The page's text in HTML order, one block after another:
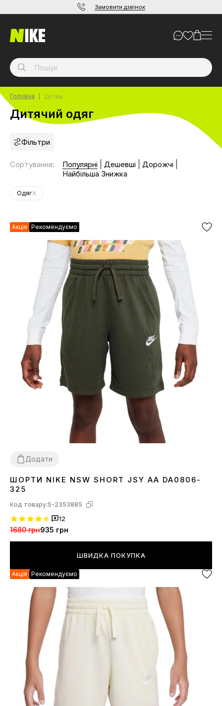
Замовити дзвінок
Головна Дітям
Дитячий одяг
Фільтри
Сортування: Популярні Дешевші
Дорожчі
Найбільша Знижка
Одяг
Акція Рекомендуємо
Додати
XS S M LXL
ШОРТИ NIKE NSW SHORT JSY AA DA0806-
325
Код товару:S-2353885
12
1680 грн935 грн
ШВИДКА ПОКУПКА
Акція Рекомендуємо